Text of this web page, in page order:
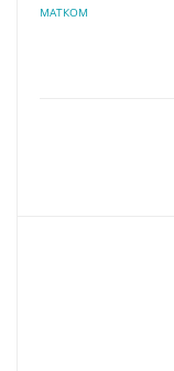
МАТКОМ